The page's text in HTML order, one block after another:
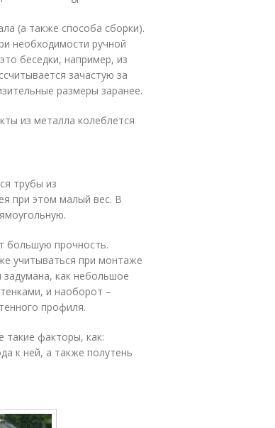
(а также способа сборки).
необходимости ручной
беседки, например, из
зачастую за
размеры заранее.
из металла колеблется
трубы из
при этом малый вес. В
большую прочность.
учитываться при монтаже
задумана, как небольшое
и наоборот –
профиля.
такие факторы, как:
к ней, а также полутень